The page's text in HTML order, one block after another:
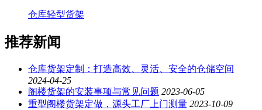
仓库轻型货架
推荐新闻
仓库货架定制：打造高效、灵活、安全的仓储空间
2024-04-25
阁楼货架的安装事项与常见问题 2023-06-05
重型阁楼货架定做，源头工厂上门测量 2023-10-09